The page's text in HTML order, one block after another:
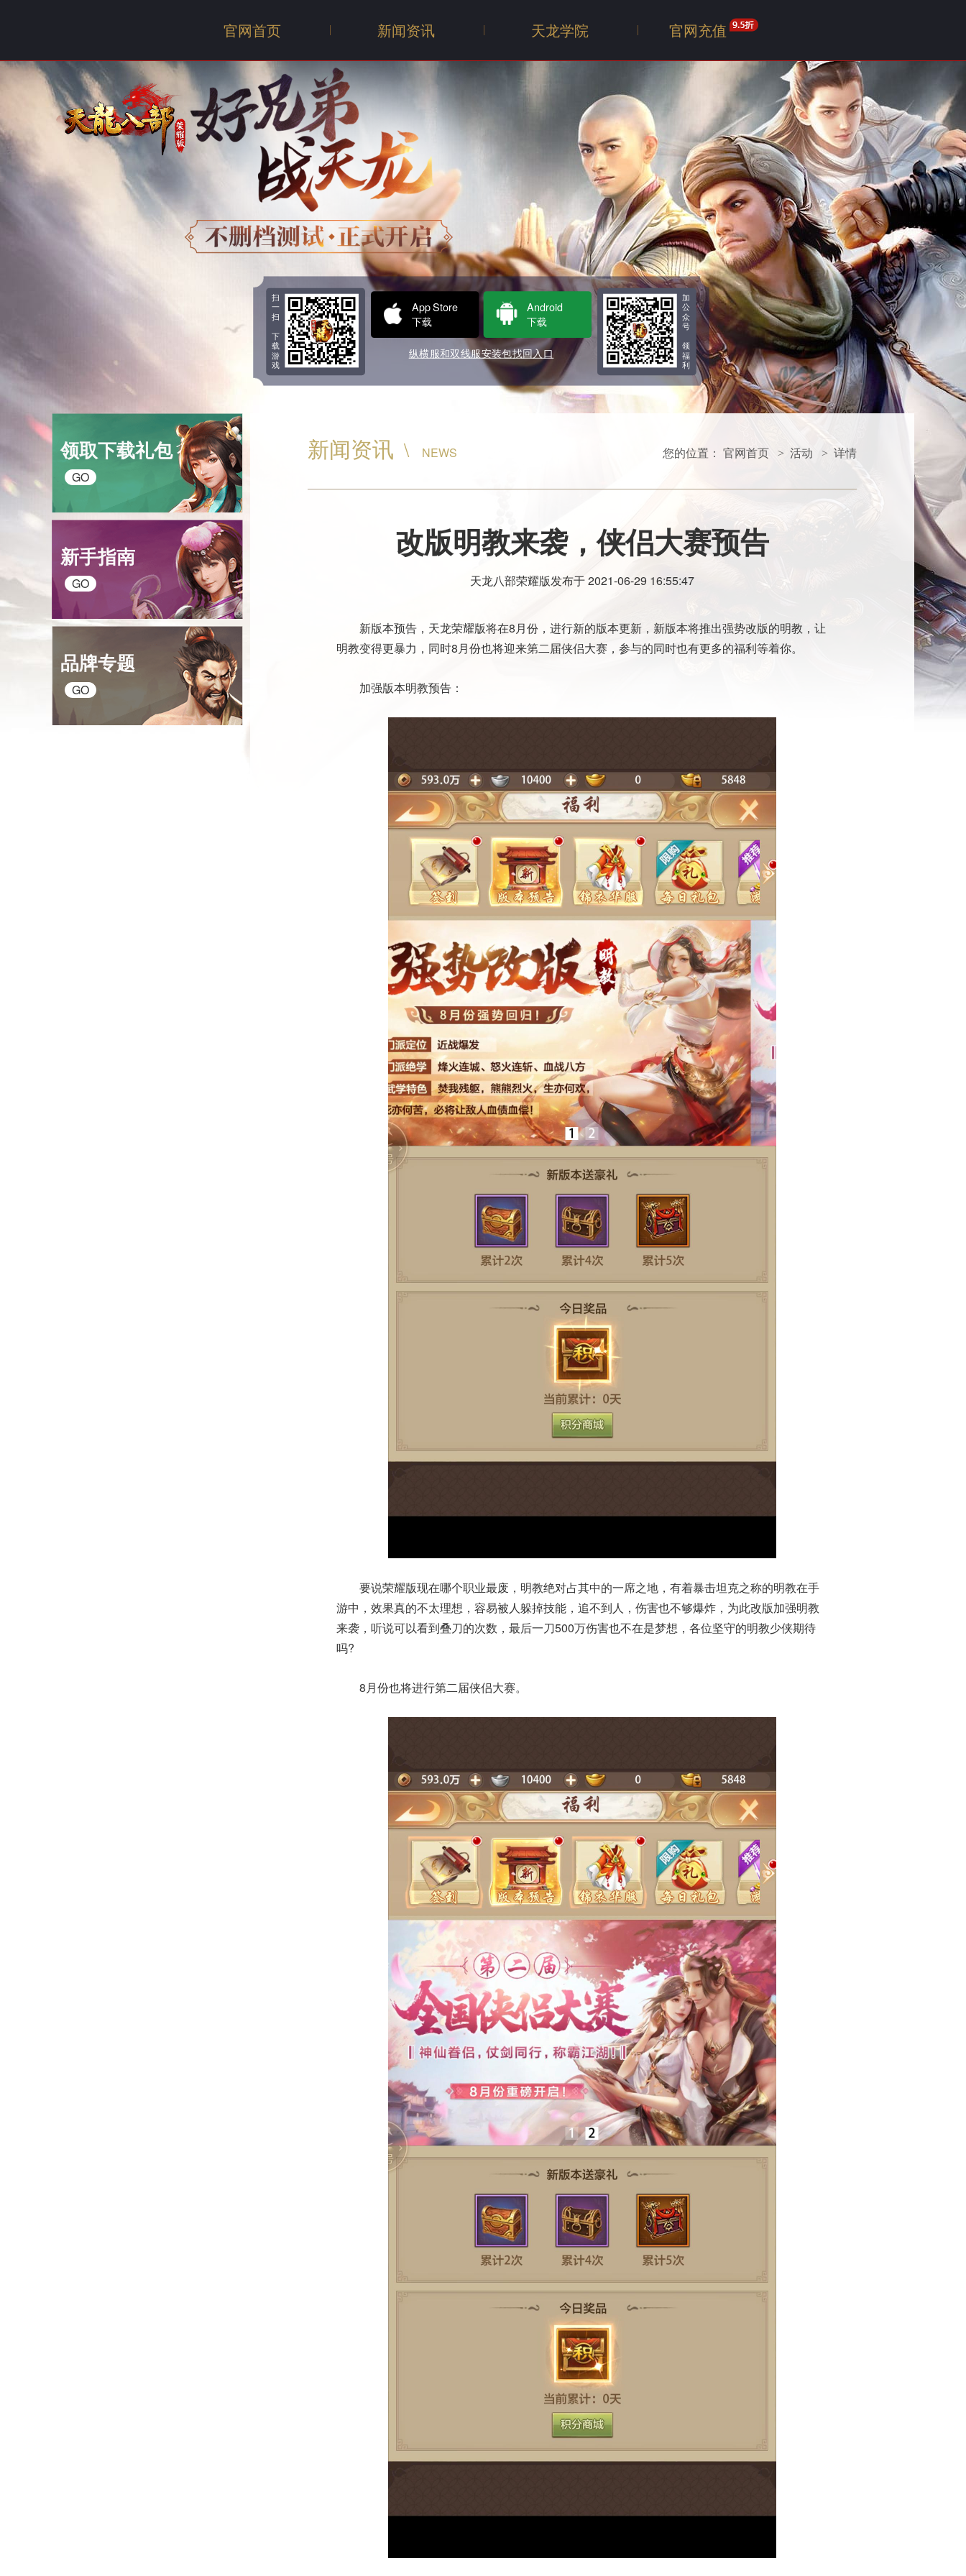
官网首页 新闻资讯
新闻
活动
天龙学院 官网充值
扫
一
扫
下
载
游
戏
App Store
下载
Android
下载
纵横服和双线服安装包找回入口
加
公
众
号
领
福
利
领取下载礼包
GO
新手指南
GO
品牌专题
GO
新闻资讯 \ NEWS 您的位置： 官网首页 > 活动 > 详情
改版明教来袭，侠侣大赛预告
天龙八部荣耀版发布于2021-06-29 16:55:47
新版本预告，天龙荣耀版将在8月份，进行新的版本更新，新版本将推出强势改版的明教，让
明教变得更暴力，同时8月份也将迎来第二届侠侣大赛，参与的同时也有更多的福利等着你。
加强版本明教预告：
要说荣耀版现在哪个职业最废，明教绝对占其中的一席之地，有着暴击坦克之称的明教在手
游中，效果真的不太理想，容易被人躲掉技能，追不到人，伤害也不够爆炸，为此改版加强明教
来袭，听说可以看到叠刀的次数，最后一刀500万伤害也不在是梦想，各位坚守的明教少侠期待
吗?
8月份也将进行第二届侠侣大赛。